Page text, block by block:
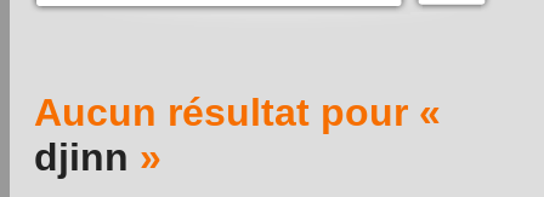
Aucun résultat pour «
djinn »